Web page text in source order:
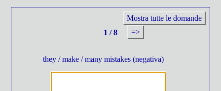
Mostra tutte le domande
1 / 8
=>
they / make / many mistakes (negativa)